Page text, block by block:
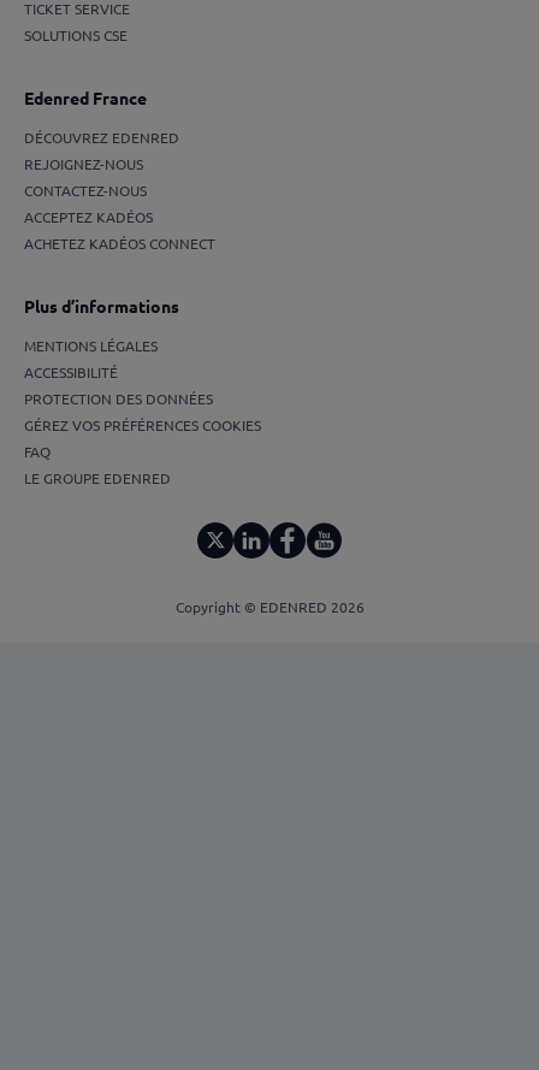
TICKET SERVICE
SOLUTIONS CSE
Edenred France
DÉCOUVREZ EDENRED
REJOIGNEZ-NOUS
CONTACTEZ-NOUS
ACCEPTEZ KADÉOS
ACHETEZ KADÉOS CONNECT
Plus d’informations
MENTIONS LÉGALES
ACCESSIBILITÉ
PROTECTION DES DONNÉES
GÉREZ VOS PRÉFÉRENCES COOKIES
FAQ
LE GROUPE EDENRED
Copyright © EDENRED 2026